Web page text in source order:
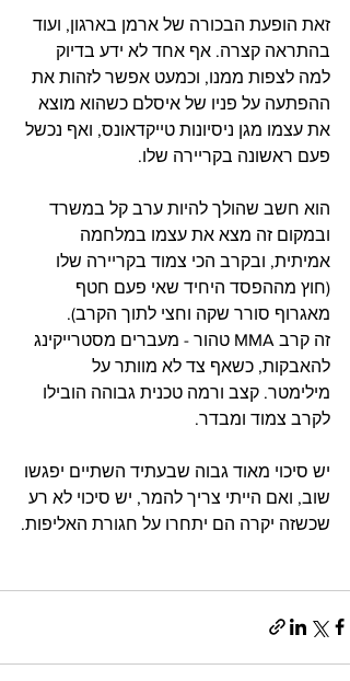
זאת הופעת הבכורה של ארמן בארגון, ועוד
בהתראה קצרה. אף אחד לא ידע בדיוק
למה לצפות ממנו, וכמעט אפשר לזהות את
ההפתעה על פניו של איסלם כשהוא מוצא
את עצמו מגן ניסיונות טייקדאונס, ואף נכשל
פעם ראשונה בקריירה שלו.
הוא חשב שהולך להיות ערב קל במשרד
ובמקום זה מצא את עצמו במלחמה
אמיתית, ובקרב הכי צמוד בקריירה שלו
(חוץ מההפסד היחיד שאי פעם חטף
מאגרוף סורר שקה וחצי לתוך הקרב).
זה קרב MMA טהור - מעברים מסטרייקינג
להאבקות, כשאף צד לא מוותר על
מילימטר. קצב ורמה טכנית גבוהה הובילו
לקרב צמוד ומבדר.
יש סיכוי מאוד גבוה שבעתיד השתיים יפגשו
שוב, ואם הייתי צריך להמר, יש סיכוי לא רע
שכשזה יקרה הם יתחרו על חגורת האליפות.